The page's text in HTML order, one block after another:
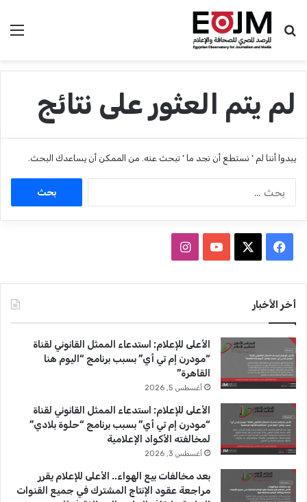
بحث عن
لم يتم العثور على نتائج
يبدوا أننا لم ’ نستطع أن نجد ما ’ تبحث عنه. من الممكن أن يساعدك البحث.
:
س
و
ك
T
u
b
e
ق
ا
م
أخر الأخبار
الأعلى للإعلام: استدعاء الممثل القانوني لقناة
“مودرن إم تي أي” بسبب برنامج “اليوم هنا
القاهرة”
أغسطس 5, 2026
الأعلى للإعلام: استدعاء الممثل القانوني لقناة
“مودرن إم تي أي” بسبب برنامج “حلوة بلادي”
لمخالفته الأكواد الإعلامية
أغسطس 3, 2026
بعد مخالفات بيع الهواء.. الأعلى للإعلام يقرر
مراجعة عقود الإنتاج المشترك في جميع القنوات